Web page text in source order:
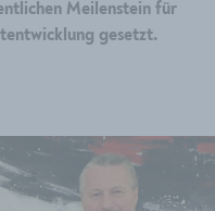
Meilenstein für
gesetzt.